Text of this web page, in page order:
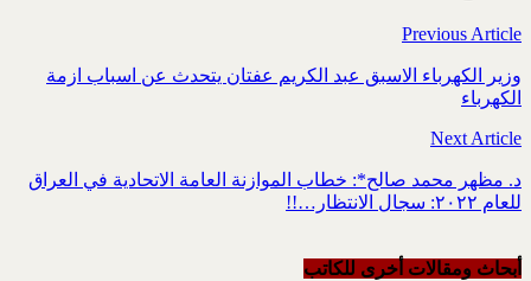
Previous Article
وزير الكهرباء الاسبق عبد الكريم عفتان يتحدث عن اسباب ازمة
الكهرباء
Next Article
د. مظهر محمد صالح*: خطاب الموازنة العامة الاتحادية في العراق
للعام ٢٠٢٢: سجال الانتظار…!!
أبحاث ومقالات أخرى للکاتب